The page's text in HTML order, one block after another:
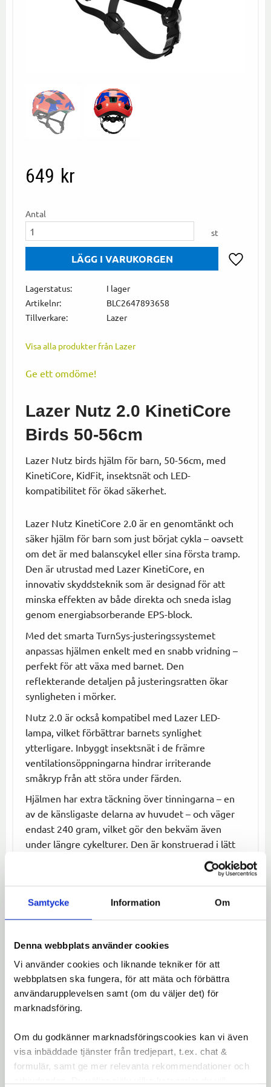
Samtycke Information Om
Denna webbplats använder cookies
Vi använder cookies och liknande tekniker för att
webbplatsen ska fungera, för att mäta och förbättra
användarupplevelsen samt (om du väljer det) för
marknadsföring.
Om du godkänner marknadsföringscookies kan vi även
visa inbäddade tjänster från tredjepart, t.ex. chat &
formulär, samt ge mer relevanta rekommendationer och
649 kr
Antal
st
Lagerstatus
I lager
Artikelnr
BLC2647893658
Tillverkare
Lazer
Visa alla produkter från Lazer
Ge ett omdöme!
Lazer Nutz 2.0 KinetiCore
Birds 50-56cm
Lazer Nutz birds hjälm för barn, 50-56cm, med
KinetiCore, KidFit, insektsnät och LED-
kompatibilitet för ökad säkerhet.
Lazer Nutz KinetiCore 2.0 är en genomtänkt och
säker hjälm för barn som just börjat cykla – oavsett
om det är med balanscykel eller sina första tramp.
Den är utrustad med Lazer KinetiCore, en
innovativ skyddsteknik som är designad för att
minska effekten av både direkta och sneda islag
genom energiabsorberande EPS-block.
Med det smarta TurnSys-justeringssystemet
anpassas hjälmen enkelt med en snabb vridning –
perfekt för att växa med barnet. Den
reflekterande detaljen på justeringsratten ökar
synligheten i mörker.
Nutz 2.0 är också kompatibel med Lazer LED-
lampa, vilket förbättrar barnets synlighet
ytterligare. Inbyggt insektsnät i de främre
ventilationsöppningarna hindrar irriterande
småkryp från att störa under färden.
Hjälmen har extra täckning över tinningarna – en
av de känsligaste delarna av huvudet – och väger
endast 240 gram, vilket gör den bekväm även
under längre cykelturer. Den är konstruerad i lätt
ventilationshål för optimal svalka året runt.
följeslagare när barnet upptäcker friheten på två
Specifikationer:
Modell:Lazer Nutz KinetiCore 2.0
Skyddsteknik:
KinetiCore – förbättrat skydd
mot sneda och direkta islag
Passformssystem:
med ratt
Storlek:One Size (50–56 cm)
Vikt:Endast 240 g